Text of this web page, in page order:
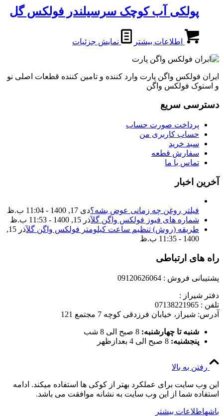
پولکی آب کوچک سرسیلندر فولکس گل
اطلاعات بیشتر نمایش جزئیات
ایران فولکس واگن پارت وارد کننده و تامین کننده قطعات اصلی نو
و استوک فولکس واگن
دسترسی سریع
پرداخت صورت حساب
حساب کاربری من
سبد خرید
سفارش قطعه
تماس با ما
آخرین اخبار
فیلتر روغن چه زمانی عوض بشه؟دی 17, 1400 - 11:04 ب.ظ
شماره های فیوز فولکس واگن گلآذر 15, 1400 - 11:53 ب.ظ
طریقه (روش) تنظیم ساعت کیلومتر فولکس واگن گل
آذر 15,
1400 - 11:35 ب.ظ
راه های ارتباطی
پشتیبانی فروش : 09120626064
دفتر شیراز :
تلفن : 07138221965
آدرس: شیراز، خیابان فرزدقی کوچه 7 مجتمع 121
شنبه تا چهارشنبه: 8 صبح الی 8 شب
پنجشنبه: 8 صبح الی 4 بعدازظهر
رفتن به بالا
این وب سایت برای عملکرد بهتر از کوکی ها استفاده میکند. ادامه
استفاده شما از این وب سایت به نشانه موافقت می باشد.
باشهاطلاعات بیشتر